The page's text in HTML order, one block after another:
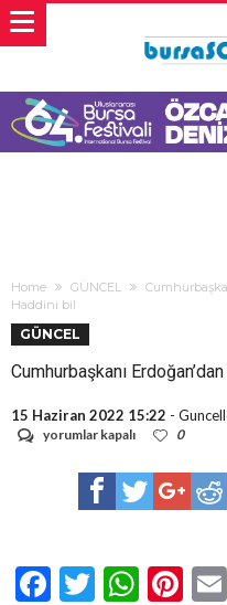
Home GÜNCEL
Haddini bil
GÜNCEL
Cumhurbaşkanı
15 Haziran 2022 15:22 -
Cumhurbaşkanı
TÜSİAD
Başkanı’na:
yorumlar kapalı 0
Facebook
Twitter